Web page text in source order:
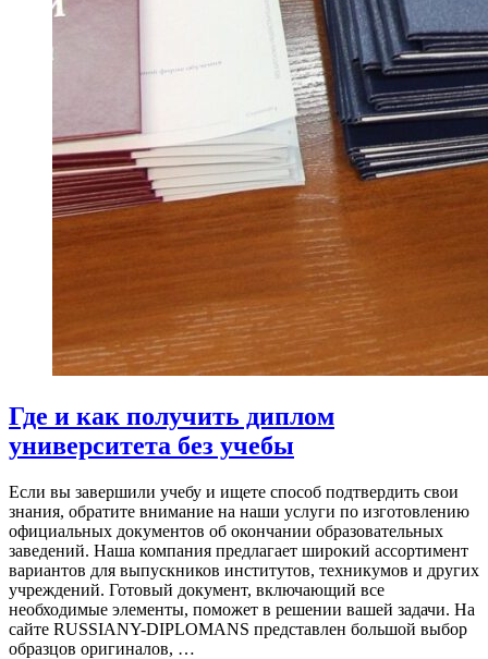
Где и как получить диплом
университета без учебы
Если вы завершили учебу и ищете способ подтвердить свои
знания, обратите внимание на наши услуги по изготовлению
официальных документов об окончании образовательных
заведений. Наша компания предлагает широкий ассортимент
вариантов для выпускников институтов, техникумов и других
учреждений. Готовый документ, включающий все
необходимые элементы, поможет в решении вашей задачи. На
сайте RUSSIANY-DIPLOMANS представлен большой выбор
образцов оригиналов, …